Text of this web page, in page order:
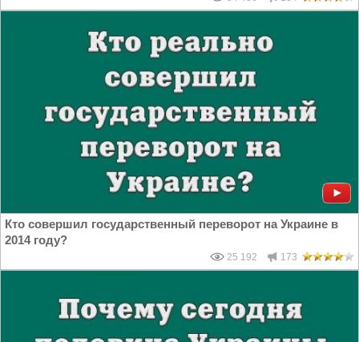
Кто совершил государственный переворот на Украине в
2014 году?
25 192 173